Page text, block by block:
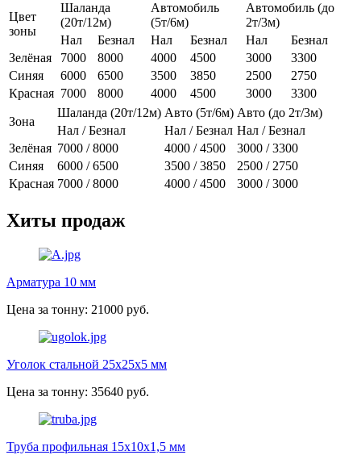
Цвет
зоны
Шаланда
(20т/12м)
Автомобиль
(5т/6м)
Автомобиль (до
2т/3м)
Нал
Безнал Нал Безнал Нал
Безнал
Зелёная
7000 8000 4000 4500 3000
3300
Синяя
6000 6500 3500 3850 2500
2750
Красная 7000 8000 4000 4500 3000 3300
Зона
Шаланда (20т/12м) Авто (5т/6м) Авто (до 2т/3м)
Нал / Безнал
Нал / Безнал Нал / Безнал
Зелёная 7000 / 8000 4000 / 4500
3000 / 3300
Синяя
6000 / 6500 3500 / 3850
2500 / 2750
Красная 7000 / 8000 4000 / 4500 3000 / 3000
Хиты продаж
Арматура 10 мм
Цена за тонну: 21000 руб.
Уголок стальной 25х25х5 мм
Цена за тонну: 35640 руб.
Труба профильная 15х10х1,5 мм